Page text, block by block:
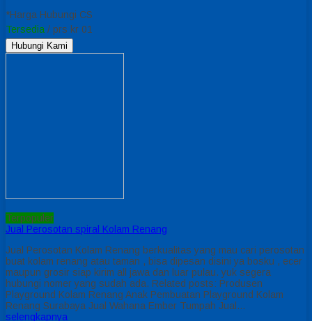
*Harga Hubungi CS
Tersedia / prs kr 01
Hubungi Kami
Terpopuler
Jual Perosotan spiral Kolam Renang
Jual Perosotan Kolam Renang berkualitas yang mau cari perosotan
buat kolam renang atau taman , bisa dipesan disini ya bosku , ecer
maupun grosir siap kirim all jawa dan luar pulau. yuk segera
hubungi nomer yang sudah ada. Related posts: Produsen
Playground Kolam Renang Anak Pembuatan Playground Kolam
Renang Surabaya Jual Wahana Ember Tumpah Jual…
selengkapnya